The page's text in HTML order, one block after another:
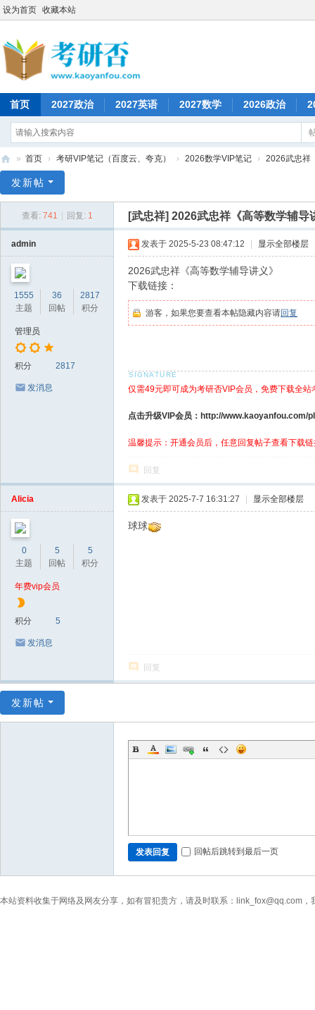
设为首页 收藏本站
首页 2027政治 2027英语 2027数学 2026政治
研
» 首页 › 考研VIP笔记（百度云、夸克） › 2026数学VIP笔记 › 2026武忠祥
发新帖
查看: 741 回复: 1 [武忠祥] 2026武忠祥《高等数学辅导
admin
1555
主题
36
回帖
2817
积分
管理员
积分 2817
发消息
发表于 2025-5-23 08:47:12 显示全部楼层
2026武忠祥《高等数学辅导讲义》
下载链接：
游客，如果您要查看本帖隐藏内容请回复
仅需49元即可成为考研否VIP会员，免费下载全站
点击升级VIP会员：http://www.kaoyanfou.com/
温馨提示：开通会员后，任意回复帖子查看下载
回复
Alicia
0
主题
5
回帖
5
积分
年费vip会员
积分 5
发消息
发表于 2025-7-7 16:31:27 显示全部楼层
球球
回复
发新帖
发表回复 回帖后跳转到最后一页
本站资料收集于网络及网友分享，如有冒犯贵方，请及时联系：link_fox@qq.com，